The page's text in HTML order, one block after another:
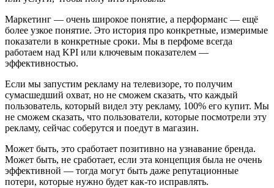
Маркетинг — очень широкое понятие, а перформанс — ещё
более узкое понятие. Это история про конкретные, измеримые
показатели в конкретные сроки. Мы в перфоме всегда
работаем над KPI или ключевым показателем —
эффективностью.
Если мы запустим рекламу на телевизоре, то получим
сумасшедший охват, но не сможем сказать, что каждый
пользователь, который видел эту рекламу, 100% его купит. Мы
не сможем сказать, что пользователи, которые посмотрели эту
рекламу, сейчас соберутся и поедут в магазин.
Может быть, это сработает позитивно на узнавание бренда.
Может быть, не сработает, если эта концепция была не очень
эффективной — тогда могут быть даже репутационные
потери, которые нужно будет как-то исправлять.